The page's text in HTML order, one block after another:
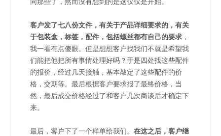
同那些了，然而没有想到的是这仅仅是开始。
客户发了七八份文件，有关于产品详细要求的，有关
于包装盒，标签，配件，包括螺丝都有自己的要求 ，
我一看有点傻眼。但是想想客户找我们不就是希望我
们能把他把所有事情处理好吗？于是四处找这些配件
的报价，经过几天接触，基本敲定了这些配件的价
格，交期等。最后根据客户要求报了最终价格，当
然，最后成交价格经过了和客户几次商谈后才确定下
来。
最后，客户下了一个样单给我们。 在这之后，客户继